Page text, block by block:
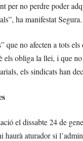
per no perdre poder
ha manifestat Segura.
que no afecten a tots
els obliga la llei, i que
els sindicats han
el dissabte 24 de
haurà aturador si